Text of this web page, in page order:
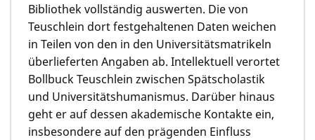
Bibliothek vollständig auswerten. Die von
Teuschlein dort festgehaltenen Daten weichen
in Teilen von den in den Universitätsmatrikeln
überlieferten Angaben ab. Intellektuell verortet
Bollbuck Teuschlein zwischen Spätscholastik
und Universitätshumanismus. Darüber hinaus
geht er auf dessen akademische Kontakte ein,
insbesondere auf den prägenden Einfluss